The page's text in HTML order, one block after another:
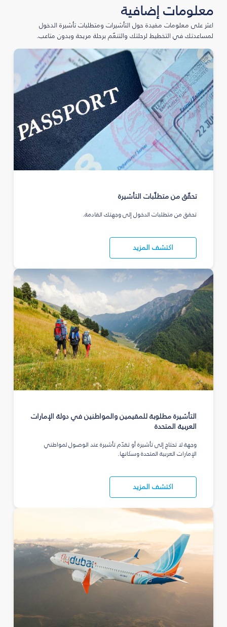
معلومات إضافية
اعثر على معلومات مفيدة حول التأشيرات ومتطلبات تأشيرة الدخول
لمساعدتك في التخطيط لرحلتك والتنعّم برحلة مريحة وبدون متاعب.
تحقّق من متطلّبات التأشيرة
تحقق من متطلبات الدخول إلى وجهتك القادمة.
اكتشف المزيد
التأشيرة مطلوبة للمقيمين والمواطنين في دولة الإمارات
العربية المتحدة
وجهة لا تحتاج إلى تأشيرة أو تقدّم تأشيرة عند الوصول لمواطني
الإمارات العربية المتحدة وسكانها.
اكتشف المزيد